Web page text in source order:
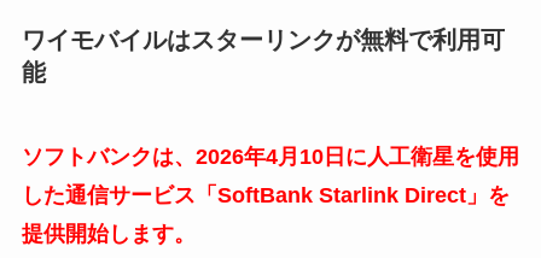
ワイモバイルはスターリンクが無料で利用可
能
ソフトバンクは、2026年4月10日に人工衛星を使用
した通信サービス「SoftBank Starlink Direct」を
提供開始します。